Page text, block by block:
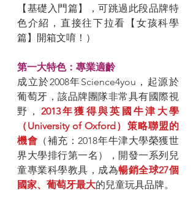
【基礎入門篇】，可跳過此段品牌特
色介紹，直接往下拉看【女孩科學
篇】開箱文唷！）
第一大特色：專業適齡
成立於2008年Science4you，起源於
葡萄牙，該品牌團隊非常具有國際視
野， 2013年獲得與英國牛津大學
（University of Oxford）策略聯盟的
機會 （補充：2018年牛津大學榮獲世
界大學排行第一名），開發一系列兒
童專業科學教具，成為暢銷全球27個
國家、葡萄牙最大的兒童玩具品牌。